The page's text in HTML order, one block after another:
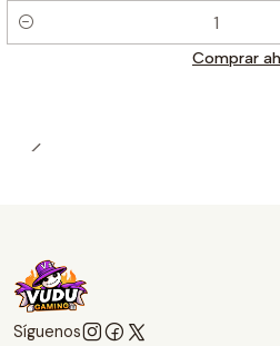
Cantidad
Comprar
Síguenos